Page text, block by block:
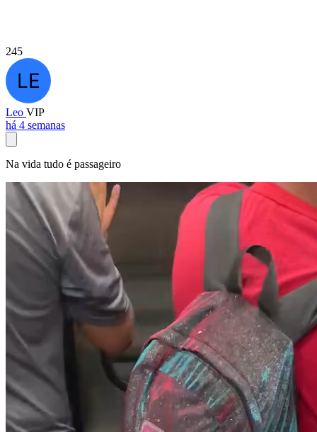
245
Leo VIP
há 4 semanas
Na vida tudo é passageiro